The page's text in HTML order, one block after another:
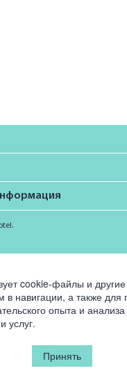
cookie-файлы и
навигации, а также для
опыта и
услуг.
Принять